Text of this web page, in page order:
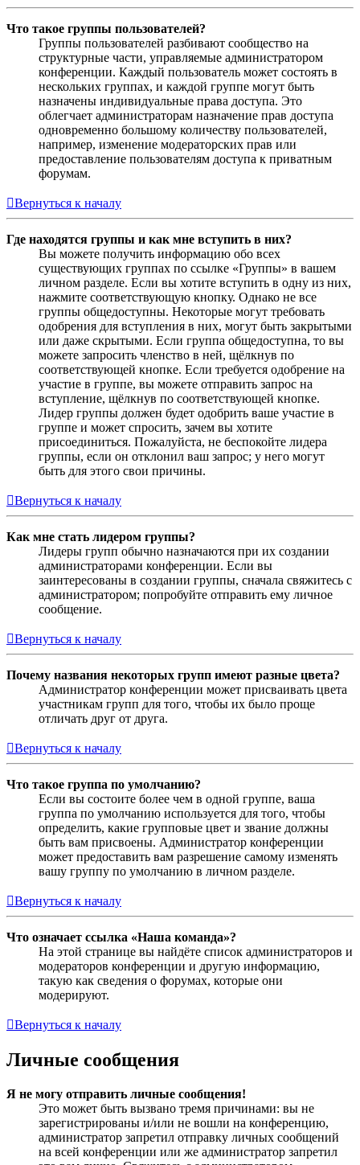
Что такое группы пользователей?
Группы пользователей разбивают сообщество на
структурные части, управляемые администратором
конференции. Каждый пользователь может состоять в
нескольких группах, и каждой группе могут быть
назначены индивидуальные права доступа. Это
облегчает администраторам назначение прав доступа
одновременно большому количеству пользователей,
например, изменение модераторских прав или
предоставление пользователям доступа к приватным
форумам.
Вернуться к началу
Где находятся группы и как мне вступить в них?
Вы можете получить информацию обо всех
существующих группах по ссылке «Группы» в вашем
личном разделе. Если вы хотите вступить в одну из них,
нажмите соответствующую кнопку. Однако не все
группы общедоступны. Некоторые могут требовать
одобрения для вступления в них, могут быть закрытыми
или даже скрытыми. Если группа общедоступна, то вы
можете запросить членство в ней, щёлкнув по
соответствующей кнопке. Если требуется одобрение на
участие в группе, вы можете отправить запрос на
вступление, щёлкнув по соответствующей кнопке.
Лидер группы должен будет одобрить ваше участие в
группе и может спросить, зачем вы хотите
присоединиться. Пожалуйста, не беспокойте лидера
группы, если он отклонил ваш запрос; у него могут
быть для этого свои причины.
Вернуться к началу
Как мне стать лидером группы?
Лидеры групп обычно назначаются при их создании
администраторами конференции. Если вы
заинтересованы в создании группы, сначала свяжитесь с
администратором; попробуйте отправить ему личное
сообщение.
Вернуться к началу
Почему названия некоторых групп имеют разные цвета?
Администратор конференции может присваивать цвета
участникам групп для того, чтобы их было проще
отличать друг от друга.
Вернуться к началу
Что такое группа по умолчанию?
Если вы состоите более чем в одной группе, ваша
группа по умолчанию используется для того, чтобы
определить, какие групповые цвет и звание должны
быть вам присвоены. Администратор конференции
может предоставить вам разрешение самому изменять
вашу группу по умолчанию в личном разделе.
Вернуться к началу
Что означает ссылка «Наша команда»?
На этой странице вы найдёте список администраторов и
модераторов конференции и другую информацию,
такую как сведения о форумах, которые они
модерируют.
Вернуться к началу
Личные сообщения
Я не могу отправить личные сообщения!
Это может быть вызвано тремя причинами: вы не
зарегистрированы и/или не вошли на конференцию,
администратор запретил отправку личных сообщений
на всей конференции или же администратор запретил